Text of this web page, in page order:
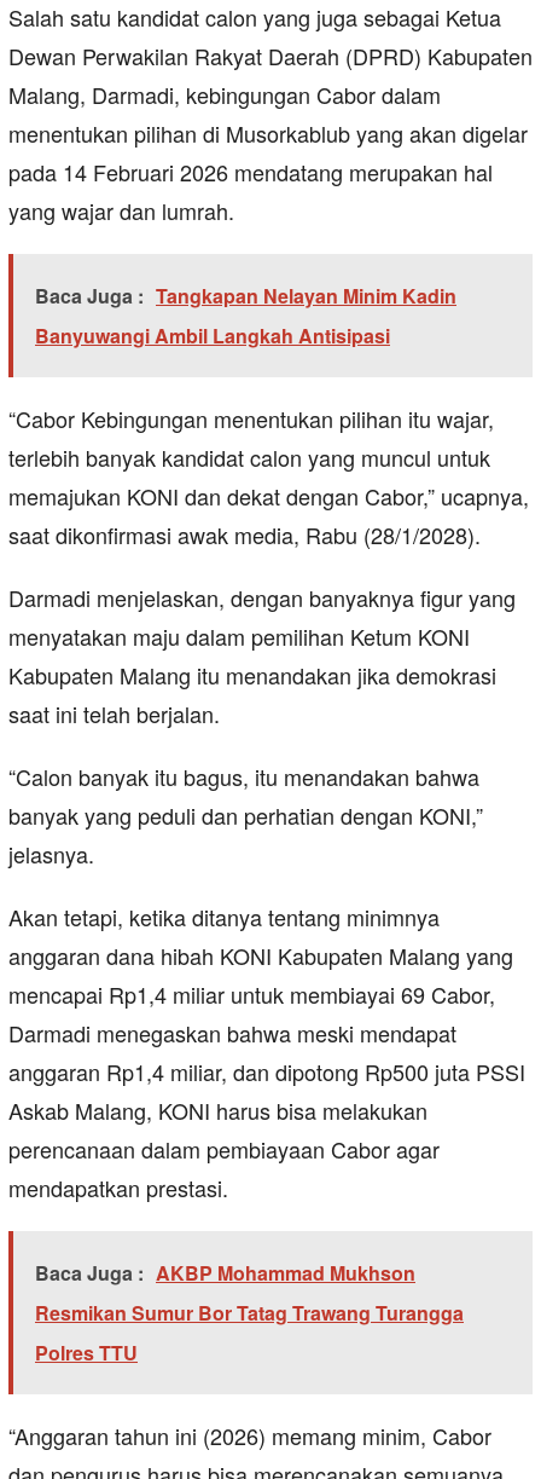
Salah satu kandidat calon yang juga sebagai Ketua
Dewan Perwakilan Rakyat Daerah (DPRD) Kabupaten
Malang, Darmadi, kebingungan Cabor dalam
menentukan pilihan di Musorkablub yang akan digelar
pada 14 Februari 2026 mendatang merupakan hal
yang wajar dan lumrah.
Baca Juga : Tangkapan Nelayan Minim Kadin
Banyuwangi Ambil Langkah Antisipasi
“Cabor Kebingungan menentukan pilihan itu wajar,
terlebih banyak kandidat calon yang muncul untuk
memajukan KONI dan dekat dengan Cabor,” ucapnya,
saat dikonfirmasi awak media, Rabu (28/1/2028).
Darmadi menjelaskan, dengan banyaknya figur yang
menyatakan maju dalam pemilihan Ketum KONI
Kabupaten Malang itu menandakan jika demokrasi
saat ini telah berjalan.
“Calon banyak itu bagus, itu menandakan bahwa
banyak yang peduli dan perhatian dengan KONI,”
jelasnya.
Akan tetapi, ketika ditanya tentang minimnya
anggaran dana hibah KONI Kabupaten Malang yang
mencapai Rp1,4 miliar untuk membiayai 69 Cabor,
Darmadi menegaskan bahwa meski mendapat
anggaran Rp1,4 miliar, dan dipotong Rp500 juta PSSI
Askab Malang, KONI harus bisa melakukan
perencanaan dalam pembiayaan Cabor agar
mendapatkan prestasi.
Baca Juga : AKBP Mohammad Mukhson
Resmikan Sumur Bor Tatag Trawang Turangga
Polres TTU
“Anggaran tahun ini (2026) memang minim, Cabor